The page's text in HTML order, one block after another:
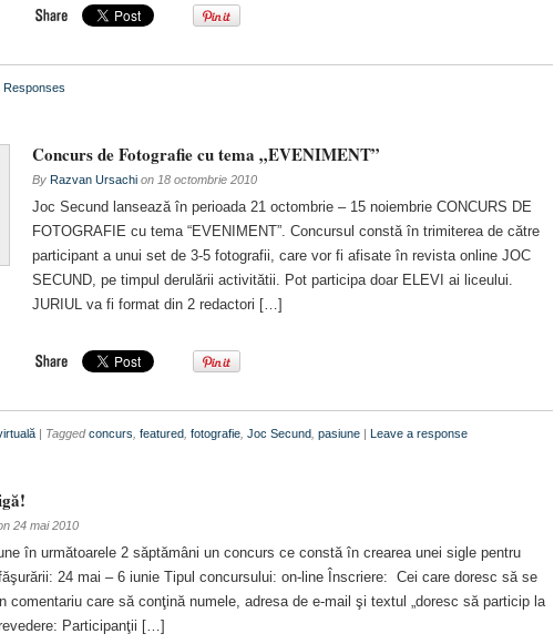
Responses
Concurs de Fotografie cu tema „EVENIMENT”
By Razvan Ursachi on 18 octombrie 2010
Joc Secund lansează în perioada 21 octombrie – 15 noiembrie CONCURS DE
FOTOGRAFIE cu tema “EVENIMENT”. Concursul constă în trimiterea de către
participant a unui set de 3-5 fotografii, care vor fi afisate în revista online JOC
SECUND, pe timpul derulării activitătii. Pot participa doar ELEVI ai liceului.
JURIUL va fi format din 2 redactori […]
| Taggedconcurs featured fotografie Joc Secund pasiune | Leave a response
24 mai 2010
în următoarele 2 săptămâni un concurs ce constă în crearea unei sigle pentru
24 mai – 6 iunie Tipul concursului: on-line Înscriere: Cei care doresc să se
comentariu care să conţină numele, adresa de e-mail şi textul „doresc să particip la
Participanţii […]